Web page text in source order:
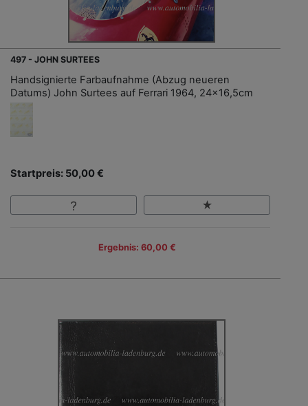
497 - JOHN SURTEES
Handsignierte Farbaufnahme (Abzug neueren
Datums) John Surtees auf Ferrari 1964, 24x16,5cm
Startpreis: 50,00 €
Ergebnis: 60,00 €